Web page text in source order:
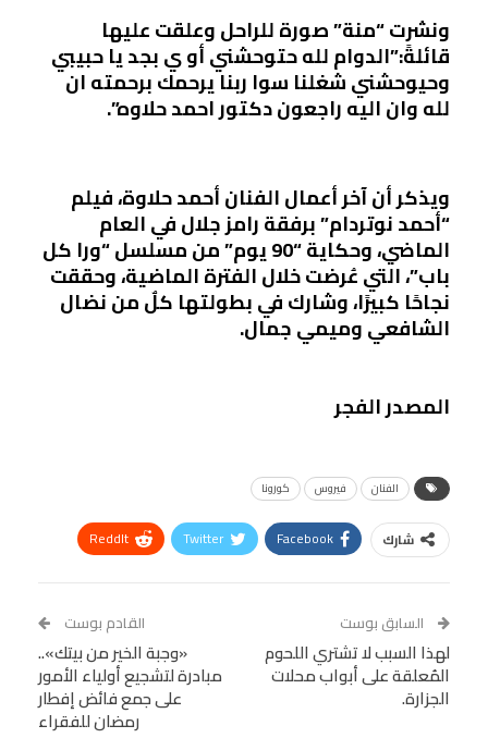
ونشرت “منة” صورة للراحل وعلقت عليها
قائلةً:”الدوام لله حتوحشني أو ي بجد يا حبيبي
وحيوحشني شغلنا سوا ربنا يرحمك برحمته ان
لله وان اليه راجعون دكتور احمد حلاوه”.
ويذكر أن آخر أعمال الفنان أحمد حلاوة، فيلم
“أحمد نوتردام” برفقة رامز جلال في العام
الماضي، وحكاية “90 يوم” من مسلسل “ورا كل
باب”، التي عُرضت خلال الفترة الماضية، وحققت
نجاحًا كبيرًا، وشارك في بطولتها كلٌ من نضال
الشافعي وميمي جمال.
المصدر الفجر
الفنان فيروس كورونا
شارك Facebook
Twitter
ReddIt
Tumblr
البريد الإلكتروني
StumbleUpon
VK
Digg
LINE
BlackBerry
Viber
السابق بوست
لهذا السبب لا تشتري اللحوم
المُعلقة على أبواب محلات
الجزارة.
القادم بوست
«وجبة الخير من بيتك»..
مبادرة لتشجيع أولياء الأمور
على جمع فائض إفطار
رمضان للفقراء